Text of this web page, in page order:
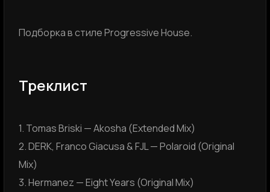
Подборка в стиле Progressive House.
Треклист
1. Tomas Briski — Akosha (Extended Mix)
2. DERK, Franco Giacusa & FJL — Polaroid (Original
Mix)
3. Hermanez — Eight Years (Original Mix)